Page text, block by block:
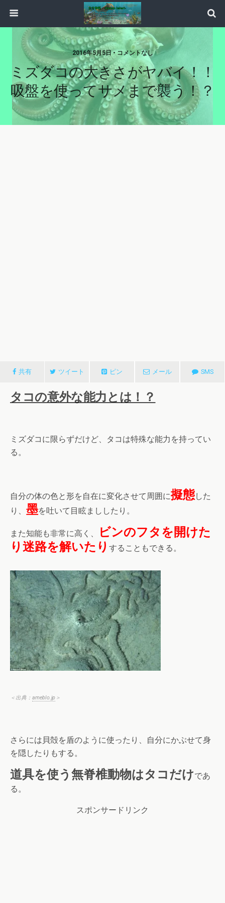
2016年5月5日 • コメントなし
ミズダコの大きさがヤバイ！！
吸盤を使ってサメまで襲う！？
共有 ツイート ピン メール SMS
タコの意外な能力とは！？
ミズダコに限らずだけど、タコは特殊な能力を持ってい
る。
自分の体の色と形を自在に変化させて周囲に擬態した
り、 墨を吐いて目眩まししたり。
また知能も非常に高く、
ビンのフタを開けた
り迷路を解いたり することもできる。
＜出典： ameblo.jp ＞
さらには貝殻を盾のように使ったり、自分にかぶせて身
を隠したりもする。
道具を使う無脊椎動物はタコだけであ
る。
スポンサードリンク